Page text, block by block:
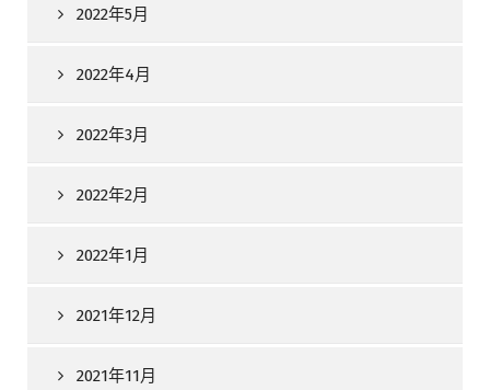
2022年5月
2022年4月
2022年3月
2022年2月
2022年1月
2021年12月
2021年11月